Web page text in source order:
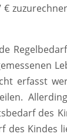
erfasst
des
Kindes